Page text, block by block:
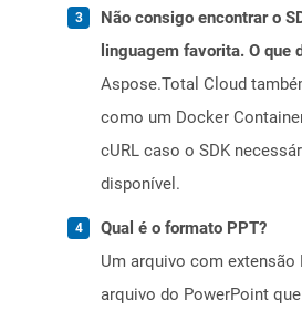
Não consigo encontrar o
linguagem favorita. O que
Aspose.Total Cloud
como um Docker
cURL caso o SDK
disponível.
Qual é o formato PPT?
Um arquivo com extensão
arquivo do PowerPoint